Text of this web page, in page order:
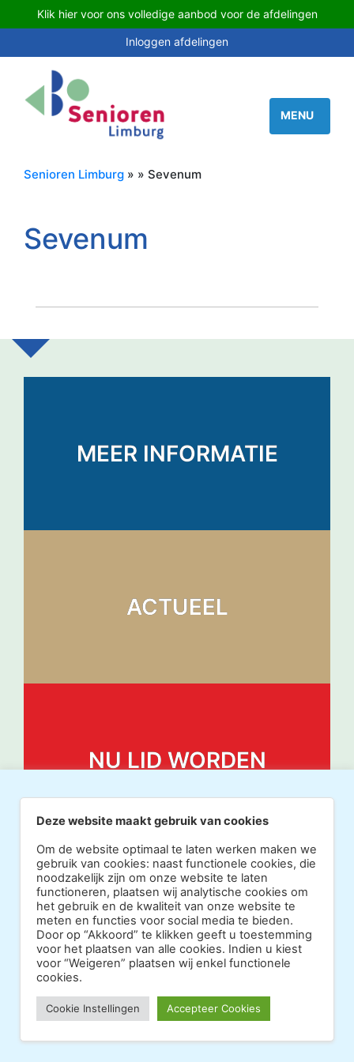
Klik hier voor ons volledige aanbod voor de afdelingen
Inloggen afdelingen
Senioren Limburg » » Sevenum
Sevenum
MEER INFORMATIE
ACTUEEL
NU LID WORDEN
Vormgeving Hoenenenvandooren
· ·
Deze website maakt gebruik van cookies
Om de website optimaal te laten werken maken we
gebruik van cookies: naast functionele cookies, die
noodzakelijk zijn om onze website te laten
functioneren, plaatsen wij analytische cookies om
het gebruik en de kwaliteit van onze website te
meten en functies voor social media te bieden.
Door op “Akkoord” te klikken geeft u toestemming
voor het plaatsen van alle cookies. Indien u kiest
voor “Weigeren” plaatsen wij enkel functionele
cookies.
Cookie Instellingen Accepteer Cookies